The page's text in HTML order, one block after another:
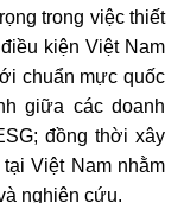
trong việc thiết
kiện Việt Nam
chuẩn mực quốc
giữa các doanh
đồng thời xây
Việt Nam nhằm
nghiên cứu.